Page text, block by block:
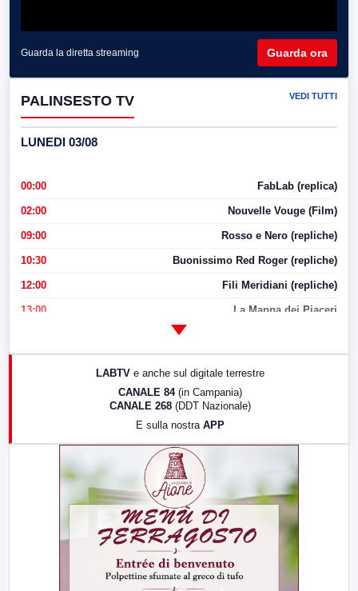
Guarda la diretta streaming Guarda ora
PALINSESTO TV VEDI TUTTI
LUNEDI 03/08
00:00 FabLab (replica)
02:00 Nouvelle Vouge (Film)
09:00 Rosso e Nero (repliche)
10:30 Buonissimo Red Roger (repliche)
12:00 Fili Meridiani (repliche)
13:00 La Mappa dei Piaceri
17:00 LabNews (replica)
LABTV e anche sul digitale terrestre
CANALE 84 (in Campania)
CANALE 268 (DDT Nazionale)
E sulla nostra APP